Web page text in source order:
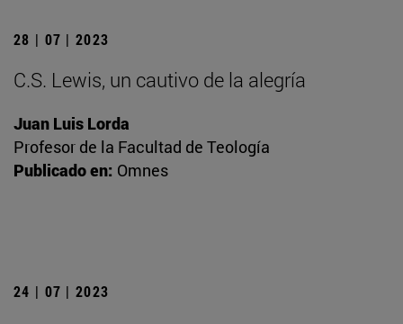
28 | 07 | 2023
C.S. Lewis, un cautivo de la alegría
Juan Luis Lorda
Profesor de la Facultad de Teología
Publicado en: Omnes
24 | 07 | 2023